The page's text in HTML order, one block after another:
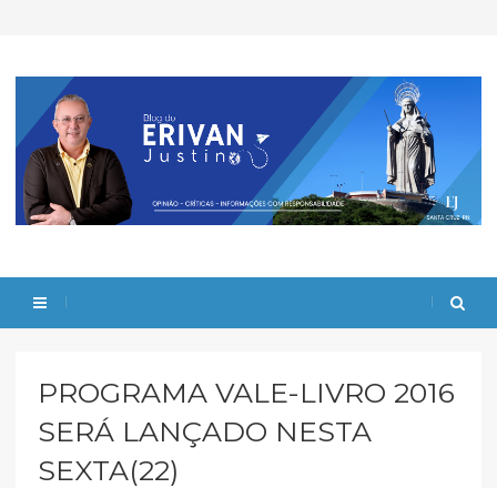
PROGRAMA VALE-LIVRO 2016
SERÁ LANÇADO NESTA
SEXTA(22)